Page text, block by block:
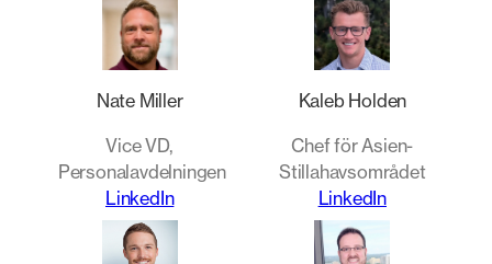
Nate Miller
Vice VD,
Personalavdelningen
LinkedIn
Kaleb Holden
Chef för Asien-
Stillahavsområdet
LinkedIn